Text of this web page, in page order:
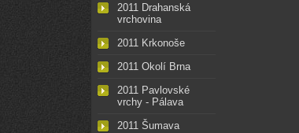
2011 Drahanská
vrchovina
2011 Krkonoše
2011 Okolí Brna
2011 Pavlovské
vrchy - Pálava
2011 Šumava